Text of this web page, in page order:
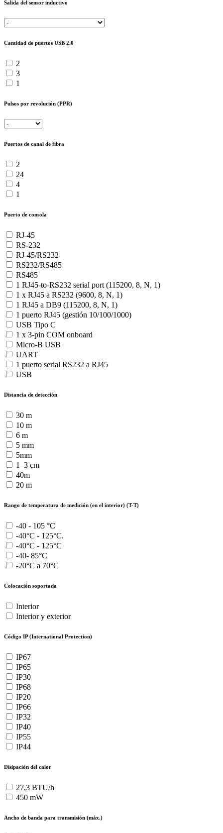
Salida del sensor inductivo
Cantidad de puertos USB 2.0
2
3
1
Pulsos por revolución (PPR)
Puertos de canal de fibra
2
24
4
1
Puerto de consola
RJ-45
RS-232
RJ-45/RS232
RS232/RS485
RS485
1 RJ45-to-RS232 serial port (115200, 8, N, 1)
1 x RJ45 a RS232 (9600, 8, N, 1)
1 RJ45 a DB9 (115200, 8, N, 1)
1 puerto RJ45 (gestión 10/100/1000)
USB Tipo C
1 x 3-pin COM onboard
Micro-B USB
UART
1 puerto serial RS232 a RJ45
USB
Distancia de detección
30 m
10 m
6 m
5 mm
5mm
1–3 cm
40m
20 m
Rango de temperatura de medición (en el interior) (T-T)
-40 - 105 °C
-40°C - 125°C.
-40°C - 125°C
-40- 85°C
-20°C a 70°C
Colocación soportada
Interior
Interior y exterior
Código IP (International Protection)
IP67
IP65
IP30
IP68
IP20
IP66
IP32
IP40
IP55
IP44
Disipación del calor
27,3 BTU/h
450 mW
Ancho de banda para transmisión (máx.)